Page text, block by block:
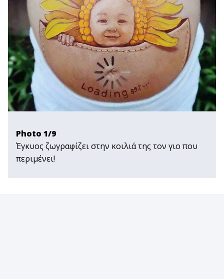
Photo 1/9
Έγκυος ζωγραφίζει στην κοιλιά της τον γιο που
περιμένει!